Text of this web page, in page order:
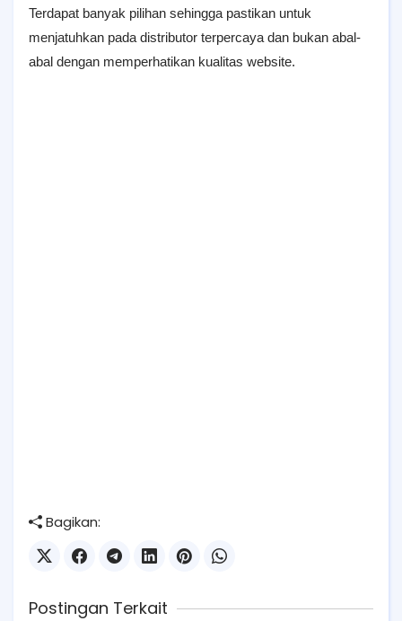
Terdapat banyak pilihan sehingga pastikan untuk
menjatuhkan pada distributor terpercaya dan bukan abal-
abal dengan memperhatikan kualitas website.
Bagikan:
Postingan Terkait